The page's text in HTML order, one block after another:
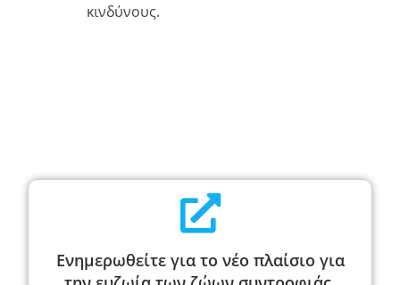
κινδύνους.
Ενημερωθείτε για το νέο πλαίσιο για